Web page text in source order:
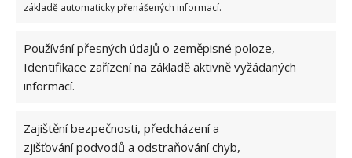
základě automaticky přenášených informací.
Používání přesných údajů o zeměpisné poloze,
Identifikace zařízení na základě aktivně vyžádaných
informací.
Zajištění bezpečnosti, předcházení a
zjišťování podvodů a odstraňování chyb,
KEŘE OVOCNÉ STROMY PROŘEZÁVÁNÍ
ZAHRADA
Přidejte svůj názor